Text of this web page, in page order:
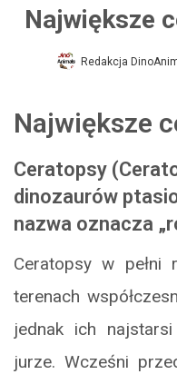
Największe
Redakcja
Największe
Ceratopsy
dinozaurów
nazwa oznacza
Ceratopsy w pełni
terenach
jednak ich
jurze. Wcześni